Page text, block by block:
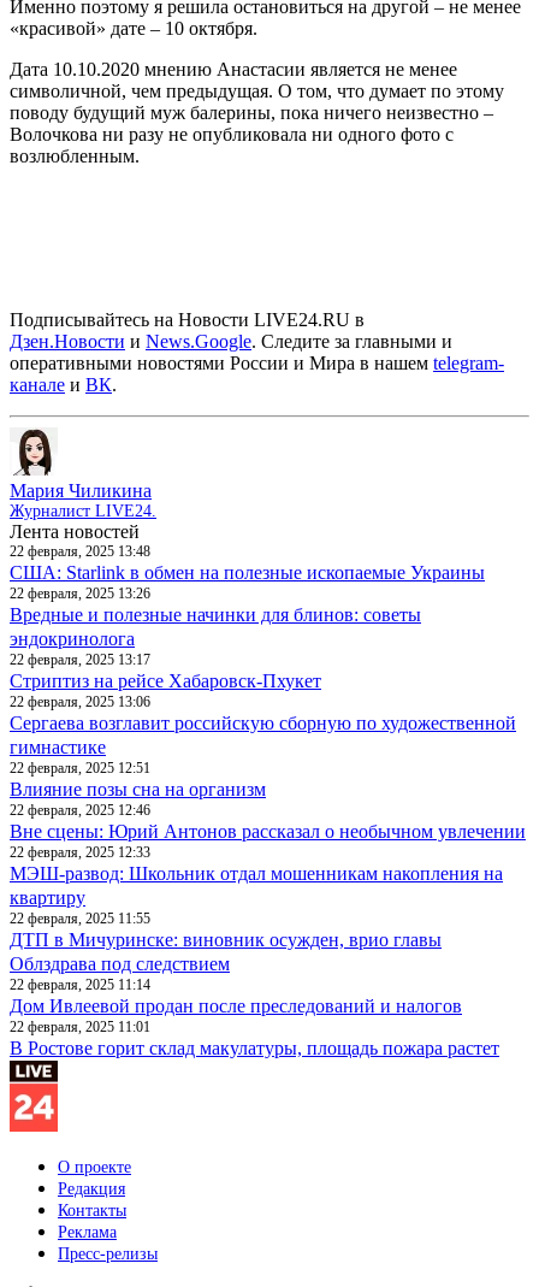
Именно поэтому я решила остановиться на другой – не менее
«красивой» дате – 10 октября.
Дата 10.10.2020 мнению Анастасии является не менее
символичной, чем предыдущая. О том, что думает по этому
поводу будущий муж балерины, пока ничего неизвестно –
Волочкова ни разу не опубликовала ни одного фото с
возлюбленным.
Подписывайтесь на Новости LIVE24.RU в
Дзен.Новости и News.Google. Следите за главными и
оперативными новостями России и Мира в нашем telegram-
канале и ВК.
Мария Чиликина
Журналист LIVE24.
Лента новостей
22 февраля, 2025 13:48
США: Starlink в обмен на полезные ископаемые Украины
22 февраля, 2025 13:26
Вредные и полезные начинки для блинов: советы
эндокринолога
22 февраля, 2025 13:17
Стриптиз на рейсе Хабаровск-Пхукет
22 февраля, 2025 13:06
Сергаева возглавит российскую сборную по художественной
гимнастике
22 февраля, 2025 12:51
Влияние позы сна на организм
22 февраля, 2025 12:46
Вне сцены: Юрий Антонов рассказал о необычном увлечении
22 февраля, 2025 12:33
МЭШ-развод: Школьник отдал мошенникам накопления на
квартиру
22 февраля, 2025 11:55
ДТП в Мичуринске: виновник осужден, врио главы
Облздрава под следствием
22 февраля, 2025 11:14
Дом Ивлеевой продан после преследований и налогов
22 февраля, 2025 11:01
В Ростове горит склад макулатуры, площадь пожара растет
О проекте
Редакция
Контакты
Реклама
Пресс-релизы